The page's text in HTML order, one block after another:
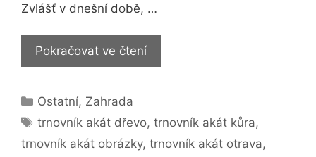
Zvlášť v dnešní době, …
Pokračovat ve čteníTrnovník
akát
jste,
jaké
Rubriky
Ostatní, Zahrada
Štítky
trnovník akát dřevo,trnovník akát kůra,
trnovník akát obrázky, trnovník akát otrava,